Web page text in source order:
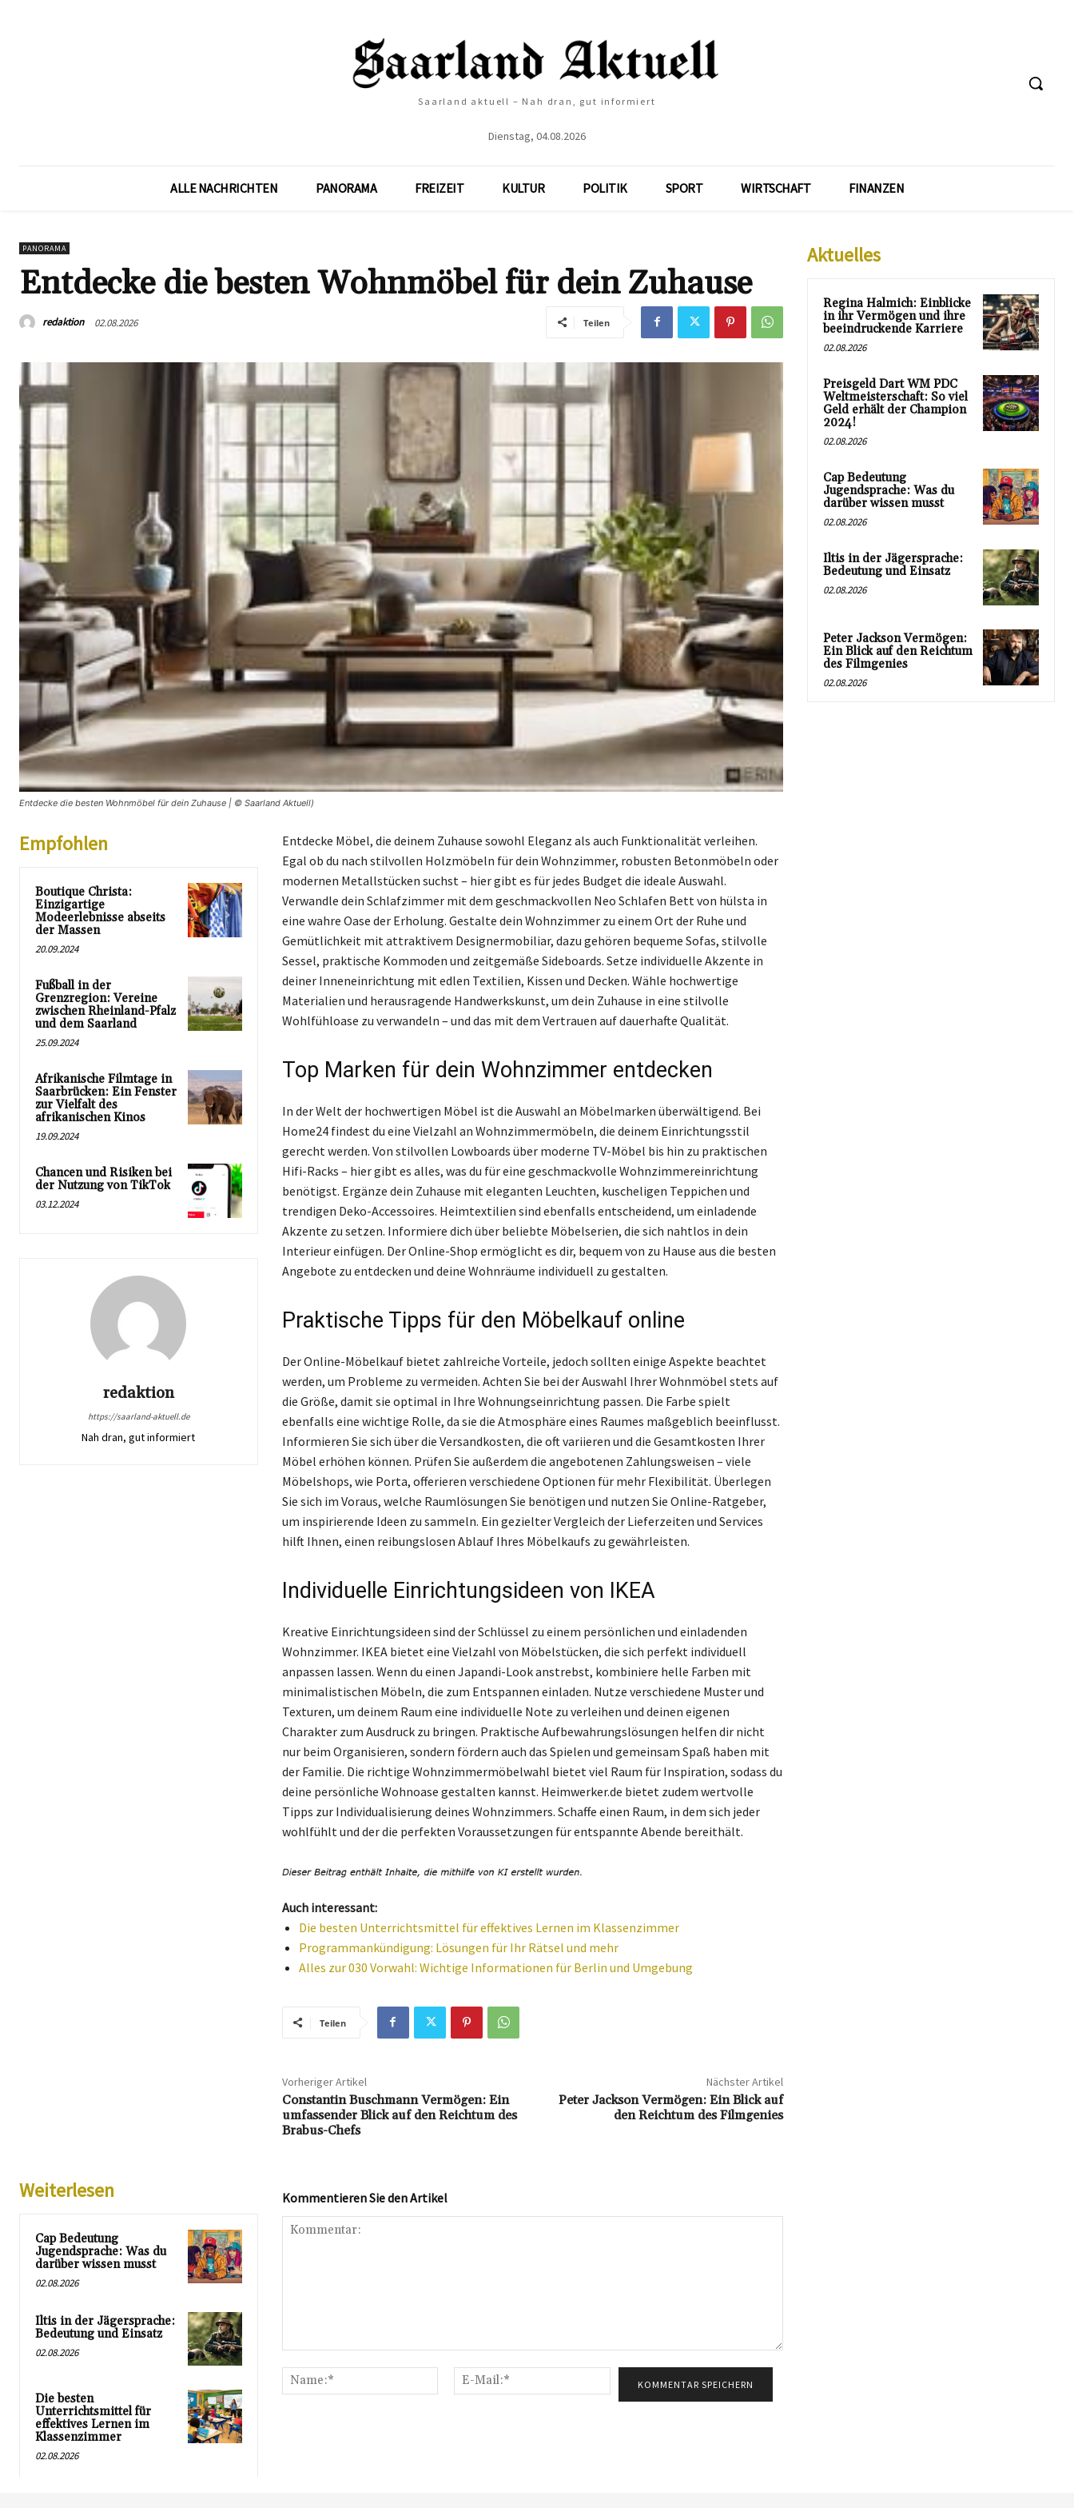
Saarland aktuell – Nah dran, gut informiert
Dienstag, 04.08.2026
ALLE NACHRICHTEN PANORAMA FREIZEIT KULTUR POLITIK SPORT WIRTSCHAFT FINANZEN
PANORAMA
Entdecke die besten Wohnmöbel für dein Zuhause
redaktion 02.08.2026 Teilen
Entdecke die besten Wohnmöbel für dein Zuhause | © Saarland Aktuell)
Empfohlen
Boutique Christa:
Einzigartige
Modeerlebnisse abseits
der Massen
20.09.2024
Fußball in der
Grenzregion: Vereine
zwischen Rheinland-Pfalz
und dem Saarland
25.09.2024
Afrikanische Filmtage in
Saarbrücken: Ein Fenster
zur Vielfalt des
afrikanischen Kinos
19.09.2024
Chancen und Risiken bei
der Nutzung von TikTok
03.12.2024
redaktion
https://saarland-aktuell.de
Nah dran, gut informiert
Entdecke Möbel, die deinem Zuhause sowohl Eleganz als auch Funktionalität verleihen.
Egal ob du nach stilvollen Holzmöbeln für dein Wohnzimmer, robusten Betonmöbeln oder
modernen Metallstücken suchst – hier gibt es für jedes Budget die ideale Auswahl.
Verwandle dein Schlafzimmer mit dem geschmackvollen Neo Schlafen Bett von hülsta in
eine wahre Oase der Erholung. Gestalte dein Wohnzimmer zu einem Ort der Ruhe und
Gemütlichkeit mit attraktivem Designermobiliar, dazu gehören bequeme Sofas, stilvolle
Sessel, praktische Kommoden und zeitgemäße Sideboards. Setze individuelle Akzente in
deiner Inneneinrichtung mit edlen Textilien, Kissen und Decken. Wähle hochwertige
Materialien und herausragende Handwerkskunst, um dein Zuhause in eine stilvolle
Wohlfühloase zu verwandeln – und das mit dem Vertrauen auf dauerhafte Qualität.
Top Marken für dein Wohnzimmer entdecken
In der Welt der hochwertigen Möbel ist die Auswahl an Möbelmarken überwältigend. Bei
Home24 findest du eine Vielzahl an Wohnzimmermöbeln, die deinem Einrichtungsstil
gerecht werden. Von stilvollen Lowboards über moderne TV-Möbel bis hin zu praktischen
Hifi-Racks – hier gibt es alles, was du für eine geschmackvolle Wohnzimmereinrichtung
benötigst. Ergänze dein Zuhause mit eleganten Leuchten, kuscheligen Teppichen und
trendigen Deko-Accessoires. Heimtextilien sind ebenfalls entscheidend, um einladende
Akzente zu setzen. Informiere dich über beliebte Möbelserien, die sich nahtlos in dein
Interieur einfügen. Der Online-Shop ermöglicht es dir, bequem von zu Hause aus die besten
Angebote zu entdecken und deine Wohnräume individuell zu gestalten.
Praktische Tipps für den Möbelkauf online
Der Online-Möbelkauf bietet zahlreiche Vorteile, jedoch sollten einige Aspekte beachtet
werden, um Probleme zu vermeiden. Achten Sie bei der Auswahl Ihrer Wohnmöbel stets auf
die Größe, damit sie optimal in Ihre Wohnungseinrichtung passen. Die Farbe spielt
ebenfalls eine wichtige Rolle, da sie die Atmosphäre eines Raumes maßgeblich beeinflusst.
Informieren Sie sich über die Versandkosten, die oft variieren und die Gesamtkosten Ihrer
Möbel erhöhen können. Prüfen Sie außerdem die angebotenen Zahlungsweisen – viele
Möbelshops, wie Porta, offerieren verschiedene Optionen für mehr Flexibilität. Überlegen
Sie sich im Voraus, welche Raumlösungen Sie benötigen und nutzen Sie Online-Ratgeber,
um inspirierende Ideen zu sammeln. Ein gezielter Vergleich der Lieferzeiten und Services
hilft Ihnen, einen reibungslosen Ablauf Ihres Möbelkaufs zu gewährleisten.
Individuelle Einrichtungsideen von IKEA
Kreative Einrichtungsideen sind der Schlüssel zu einem persönlichen und einladenden
Wohnzimmer. IKEA bietet eine Vielzahl von Möbelstücken, die sich perfekt individuell
anpassen lassen. Wenn du einen Japandi-Look anstrebst, kombiniere helle Farben mit
minimalistischen Möbeln, die zum Entspannen einladen. Nutze verschiedene Muster und
Texturen, um deinem Raum eine individuelle Note zu verleihen und deinen eigenen
Charakter zum Ausdruck zu bringen. Praktische Aufbewahrungslösungen helfen dir nicht
nur beim Organisieren, sondern fördern auch das Spielen und gemeinsam Spaß haben mit
der Familie. Die richtige Wohnzimmermöbelwahl bietet viel Raum für Inspiration, sodass du
deine persönliche Wohnoase gestalten kannst. Heimwerker.de bietet zudem wertvolle
Tipps zur Individualisierung deines Wohnzimmers. Schaffe einen Raum, in dem sich jeder
wohlfühlt und der die perfekten Voraussetzungen für entspannte Abende bereithält.
Auch interessant:
Die besten Unterrichtsmittel für effektives Lernen im Klassenzimmer
Programmankündigung: Lösungen für Ihr Rätsel und mehr
Alles zur 030 Vorwahl: Wichtige Informationen für Berlin und Umgebung
Teilen
Vorheriger Artikel
Constantin Buschmann Vermögen: Ein
umfassender Blick auf den Reichtum des
Brabus-Chefs
Nächster Artikel
Peter Jackson Vermögen: Ein Blick auf
den Reichtum des Filmgenies
Weiterlesen
Cap Bedeutung
Jugendsprache: Was du
darüber wissen musst
02.08.2026
Iltis in der Jägersprache:
Bedeutung und Einsatz
02.08.2026
Die besten
Unterrichtsmittel für
effektives Lernen im
Klassenzimmer
02.08.2026
Kommentieren Sie den Artikel
Name:*
Mail:*
Aktuelles
Regina Halmich: Einblicke
in ihr Vermögen und ihre
beeindruckende Karriere
02.08.2026
Preisgeld Dart WM PDC
Weltmeisterschaft: So viel
Geld erhält der Champion
2024!
02.08.2026
Cap Bedeutung
Jugendsprache: Was du
darüber wissen musst
02.08.2026
Iltis in der Jägersprache:
Bedeutung und Einsatz
02.08.2026
Peter Jackson Vermögen:
Ein Blick auf den Reichtum
des Filmgenies
02.08.2026